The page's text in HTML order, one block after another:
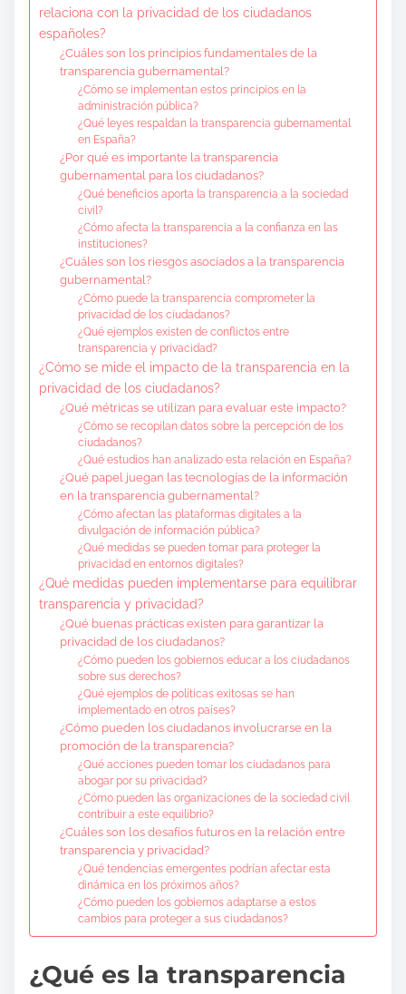
relaciona con la privacidad de los ciudadanos
españoles?
¿Cuáles son los principios fundamentales de la
transparencia gubernamental?
¿Cómo se implementan estos principios en la
administración pública?
¿Qué leyes respaldan la transparencia gubernamental
en España?
¿Por qué es importante la transparencia
gubernamental para los ciudadanos?
¿Qué beneficios aporta la transparencia a la sociedad
civil?
¿Cómo afecta la transparencia a la confianza en las
instituciones?
¿Cuáles son los riesgos asociados a la transparencia
gubernamental?
¿Cómo puede la transparencia comprometer la
privacidad de los ciudadanos?
¿Qué ejemplos existen de conflictos entre
transparencia y privacidad?
¿Cómo se mide el impacto de la transparencia en la
privacidad de los ciudadanos?
¿Qué métricas se utilizan para evaluar este impacto?
¿Cómo se recopilan datos sobre la percepción de los
ciudadanos?
¿Qué estudios han analizado esta relación en España?
¿Qué papel juegan las tecnologías de la información
en la transparencia gubernamental?
¿Cómo afectan las plataformas digitales a la
divulgación de información pública?
¿Qué medidas se pueden tomar para proteger la
privacidad en entornos digitales?
¿Qué medidas pueden implementarse para equilibrar
transparencia y privacidad?
¿Qué buenas prácticas existen para garantizar la
privacidad de los ciudadanos?
¿Cómo pueden los gobiernos educar a los ciudadanos
sobre sus derechos?
¿Qué ejemplos de políticas exitosas se han
implementado en otros países?
¿Cómo pueden los ciudadanos involucrarse en la
promoción de la transparencia?
¿Qué acciones pueden tomar los ciudadanos para
abogar por su privacidad?
¿Cómo pueden las organizaciones de la sociedad civil
contribuir a este equilibrio?
¿Cuáles son los desafíos futuros en la relación entre
transparencia y privacidad?
¿Qué tendencias emergentes podrían afectar esta
dinámica en los próximos años?
¿Cómo pueden los gobiernos adaptarse a estos
cambios para proteger a sus ciudadanos?
¿Qué es la transparencia